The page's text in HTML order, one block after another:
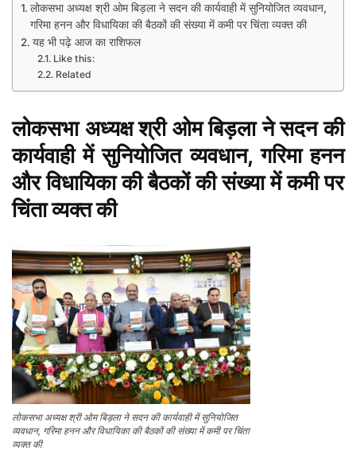
लोकसभा अध्यक्ष श्री ओम बिड़ला ने सदन की कार्यवाही में सुनियोजित व्यवधान,
गरिमा हनन और विधायिका की बैठकों की संख्या में कमी पर चिंता व्यक्त की
यह भी पढ़े आज का राशिफल
Like this:
Related
लोकसभा अध्यक्ष श्री ओम बिड़ला ने सदन की
कार्यवाही में सुनियोजित व्यवधान, गरिमा हनन
और विधायिका की बैठकों की संख्या में कमी पर
चिंता व्यक्त की
लोकसभा अध्यक्ष श्री ओम बिड़ला ने सदन की कार्यवाही में सुनियोजित
व्यवधान, गरिमा हनन और विधायिका की बैठकों की संख्या में कमी पर चिंता
व्यक्त की